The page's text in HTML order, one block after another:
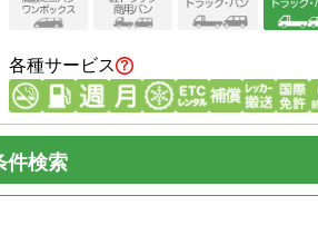
各種サービス
件検索